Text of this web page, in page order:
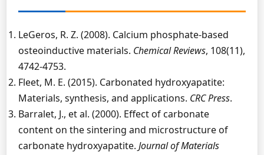
LeGeros, R. Z. (2008). Calcium phosphate-based
osteoinductive materials. Chemical Reviews, 108(11),
4742-4753.
Fleet, M. E. (2015). Carbonated hydroxyapatite:
Materials, synthesis, and applications. CRC Press.
Barralet, J., et al. (2000). Effect of carbonate
content on the sintering and microstructure of
carbonate hydroxyapatite. Journal of Materials